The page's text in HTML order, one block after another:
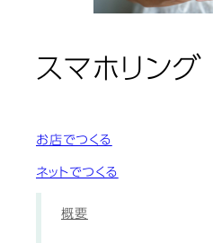
スマホリング
お店でつくる
ネットでつくる
概要